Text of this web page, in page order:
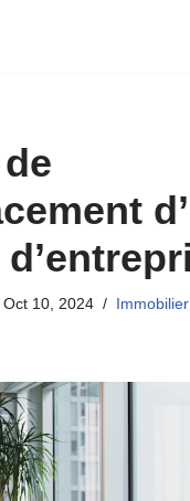
Oct 10, 2024